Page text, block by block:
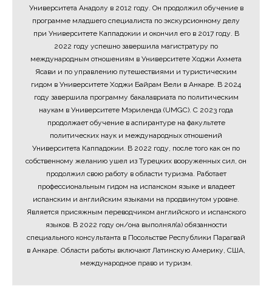
Университета Анадолу в 2012 году. Он продолжил обучение в
программе младшего специалиста по экскурсионному делу
при Университете Каппадокии и окончил его в 2017 году. В
2022 году успешно завершила магистратуру по
международным отношениям в Университете Ходжи Ахмета
Ясави и по управлению путешествиями и туристическим
гидом в Университете Ходжи Байрам Вели в Анкаре. В 2024
году завершила программу бакалавриата по политическим
наукам в Университете Мэриленда (UMGC). С 2023 года
продолжает обучение в аспирантуре на факультете
политических наук и международных отношений
Университета Каппадокии. В 2022 году, после того как он по
собственному желанию ушел из Турецких вооруженных сил, он
продолжил свою работу в области туризма. Работает
профессиональным гидом на испанском языке и владеет
испанским и английским языками на продвинутом уровне.
Является присяжным переводчиком английского и испанского
языков. В 2022 году он/она выполнял(а) обязанности
специального консультанта в Посольстве Республики Парагвай
в Анкаре. Области работы включают Латинскую Америку, США,
международное право и туризм.